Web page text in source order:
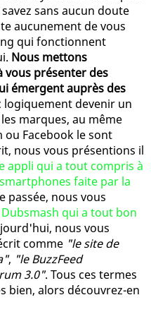
sans aucun doute
aucunement de vous
qui fonctionnent
Nous mettons
présenter des
émergent auprès des
devenir un
marques, au même
Facebook le sont
nous vous présentions il
appli qui a tout compris à
faite par la
passée, nous vous
qui a tout bon
nous vous
comme "le site de
, "le BuzzFeed
3.0". Tous ces termes
bien, alors découvrez-en